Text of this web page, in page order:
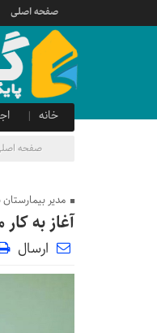
صفحه اصلی
خانه
صدای شهروند
صفحه
مدیر بیمارستان شهدا ۱۲ دی
آغاز به کار
ارسال